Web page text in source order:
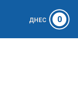
ДНЕС 0